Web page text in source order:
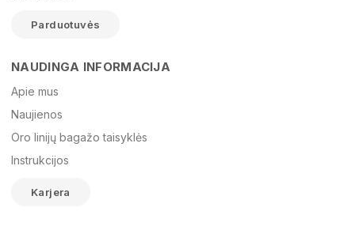
El. paštas
Žinutė
Parduotuvės
NAUDINGA INFORMACIJA
Apie mus
Naujienos
Oro linijų bagažo taisyklės
Instrukcijos
Karjera